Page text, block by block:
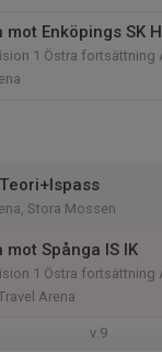
mot Enköpings SK
1 Östra fortsättning
Stora Mossen
mot Spånga IS IK
1 Östra fortsättning
Arena
v.9